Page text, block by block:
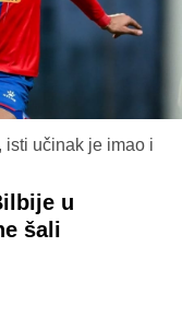
isti učinak je imao i
u
šali